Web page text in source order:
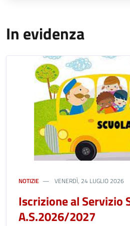
In evidenza
NOTIZIE VENERDÌ, 24 LUGLIO 2026
Iscrizione al Servizio
A.S.2026/2027